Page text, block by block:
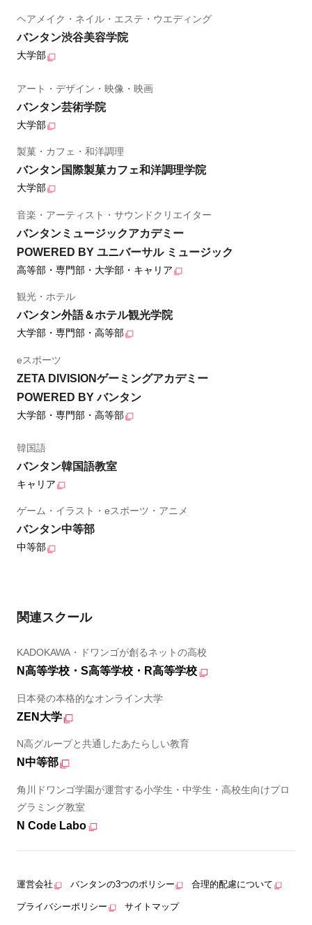
ヘアメイク・ネイル・エステ・ウエディング
バンタン渋谷美容学院
大学部
アート・デザイン・映像・映画
バンタン芸術学院
大学部
製菓・カフェ・和洋調理
バンタン国際製菓カフェ和洋調理学院
大学部
音楽・アーティスト・サウンドクリエイター
バンタンミュージックアカデミー
POWERED BY ユニバーサル ミュージック
高等部・専門部・大学部・キャリア
観光・ホテル
バンタン外語＆ホテル観光学院
大学部・専門部・高等部
eスポーツ
ZETA DIVISIONゲーミングアカデミー
POWERED BY バンタン
大学部・専門部・高等部
韓国語
バンタン韓国語教室
キャリア
ゲーム・イラスト・eスポーツ・アニメ
バンタン中等部
中等部
関連スクール
KADOKAWA・ドワンゴが創るネットの高校
N高等学校・S高等学校・R高等学校
日本発の本格的なオンライン大学
ZEN大学
N高グループと共通したあたらしい教育
N中等部
角川ドワンゴ学園が運営する小学生・中学生・高校生向けプロ
グラミング教室
N Code Labo
運営会社 バンタンの3つのポリシー 合理的配慮について
プライバシーポリシー サイトマップ